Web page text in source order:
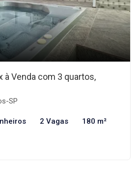
à Venda com 3 quartos,
SP
2 Vagas 180 m²